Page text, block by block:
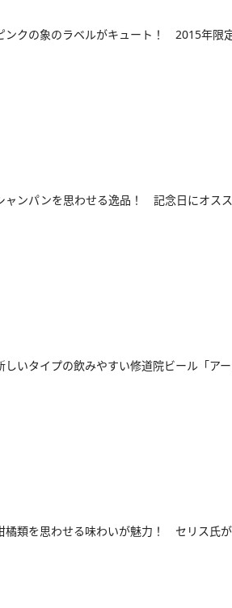
ンクの象のラベルがキュート！ 2015年限
ャンパンを思わせる逸品！ 記念日にオス
しいタイプの飲みやすい修道院ビール「ア
橘類を思わせる味わいが魅力！ セリス氏